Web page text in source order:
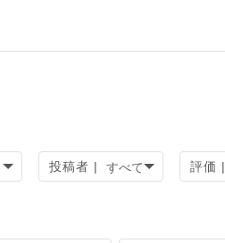
投稿者 | 評価 |